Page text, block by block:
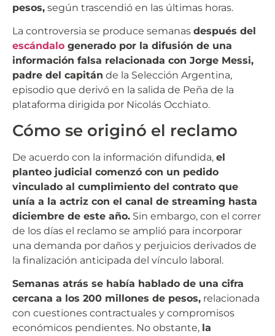
pesos, según trascendió en las últimas horas.
La controversia se produce semanas después del
escándalo generado por la difusión de una
información falsa relacionada con Jorge Messi,
padre del capitán de la Selección Argentina,
episodio que derivó en la salida de Peña de la
plataforma dirigida por Nicolás Occhiato.
Cómo se originó el reclamo
De acuerdo con la información difundida, el
planteo judicial comenzó con un pedido
vinculado al cumplimiento del contrato que
unía a la actriz con el canal de streaming hasta
diciembre de este año. Sin embargo, con el correr
de los días el reclamo se amplió para incorporar
una demanda por daños y perjuicios derivados de
la finalización anticipada del vínculo laboral.
Semanas atrás se había hablado de una cifra
cercana a los 200 millones de pesos, relacionada
con cuestiones contractuales y compromisos
económicos pendientes. No obstante, la